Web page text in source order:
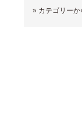
» カテゴリー